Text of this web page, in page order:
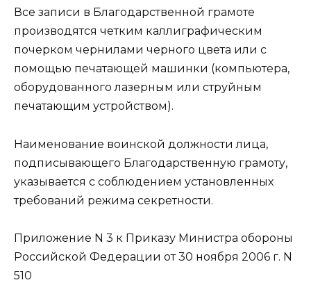
Все записи в Благодарственной грамоте
производятся четким каллиграфическим
почерком чернилами черного цвета или с
помощью печатающей машинки (компьютера,
оборудованного лазерным или струйным
печатающим устройством).
Наименование воинской должности лица,
подписывающего Благодарственную грамоту,
указывается с соблюдением установленных
требований режима секретности.
Приложение N 3 к Приказу Министра обороны
Российской Федерации от 30 ноября 2006 г. N
510